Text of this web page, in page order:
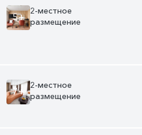
5+
2-местное
размещение
7+
2-местное
размещение